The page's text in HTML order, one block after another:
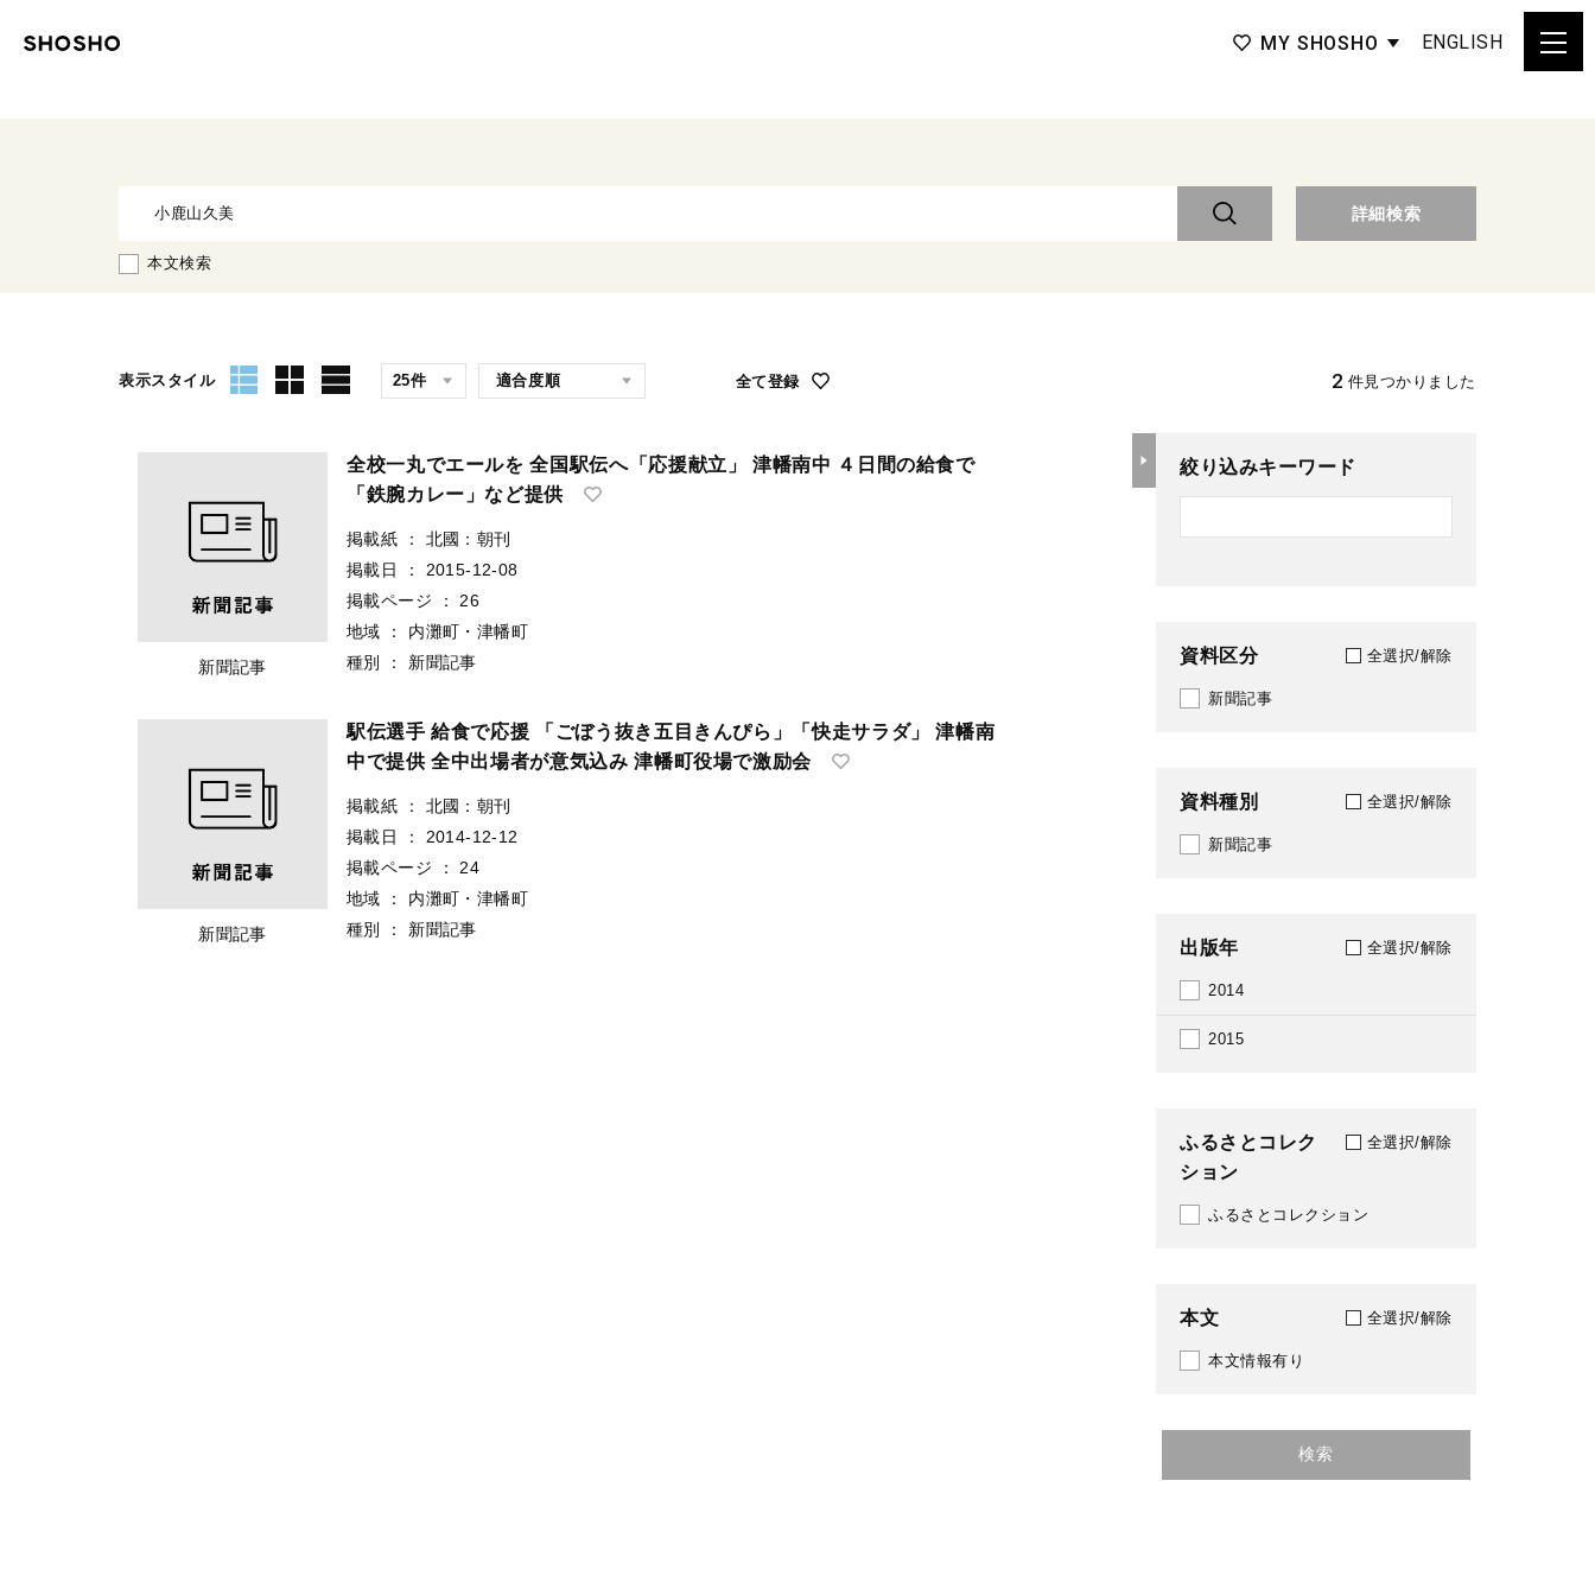
MY SHOSHO ENGLISH
詳細検索
本文検索
表示スタイル 全て登録 2 件見つかりました
新聞記事
全校一丸でエールを 全国駅伝へ「応援献立」 津幡南中 ４日間の給食で
「鉄腕カレー」など提供
掲載紙 ：
北國：朝刊
掲載日
：
2015-12-08
掲載ページ
：
26
地域
：
内灘町・津幡町
種別
： 新聞記事
新聞記事
駅伝選手 給食で応援 「ごぼう抜き五目きんぴら」「快走サラダ」 津幡南
中で提供 全中出場者が意気込み 津幡町役場で激励会
掲載紙 ：
北國：朝刊
掲載日
：
2014-12-12
掲載ページ
：
24
地域
：
内灘町・津幡町
種別
： 新聞記事
絞り込みキーワード
資料区分 全選択/解除
新聞記事
資料種別 全選択/解除
新聞記事
出版年 全選択/解除
2014
2015
ふるさとコレク
ション
全選択/解除
ふるさとコレクション
本文 全選択/解除
本文情報有り
検索